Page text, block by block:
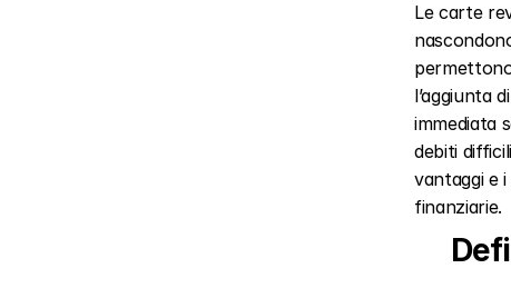
Le carte
l’aggiunta
immediata
debiti
vantaggi e
finanziarie.